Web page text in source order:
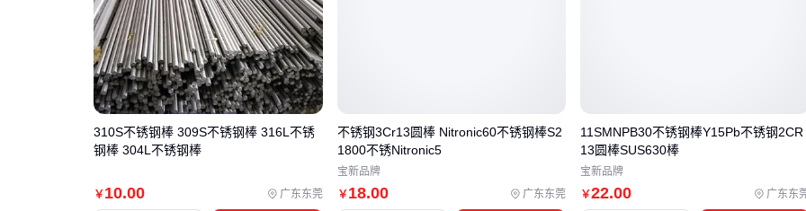
极端腐蚀环境可考虑钛棒
，虽然价格是不锈钢的3-5倍，但耐
海水和酸碱能力显著提升。不过要注意钛材焊接需要专用保护
￥ 10.00 广东东莞
310S不锈钢棒 309S不锈钢棒 316L不锈
钢棒 304L不锈钢棒
￥ 18.00 广东东莞
不锈钢3Cr13圆棒 Nitronic60不锈钢棒S2
1800不锈Nitronic5
宝新品牌
￥22.00 广东东
11SMNPB30不锈钢棒Y15Pb不锈钢2CR
13圆棒SUS630棒
宝新品牌